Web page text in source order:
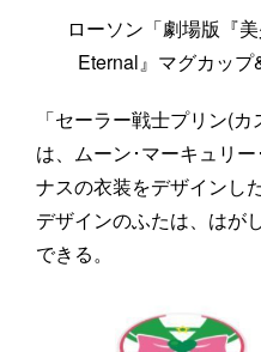
ローソン「劇場版『
Eternal』マグカッ
「セーラー戦士プリン(
は、ムーン･マーキュリ
ナスの衣装をデザインし
デザインのふたは、はが
できる。